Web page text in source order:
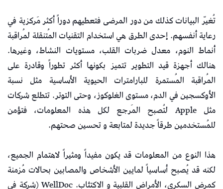
تُغيّر البيانات كذلك من دور المرضى فتعطيهم دوراً أكثر مَركزية في
رعاية أنفسهم. إحدى الطرق هي استخدام التقنيات المُتنقلة لمُراقبة
أنماط النوم، معدل ضربات القلب، مستويات النشاط، وغيرها.
هنالك أجهزة قيد التطوير تتميز بكونها أكثر تطوراً وقادرة على
المُراقبة المُستمرة للبارامترات الحيوية الأساسية مثل نسبة
الأوكسجين في الدم، مستوى الغلوكوز، وحتى التوتر. تتطلع شركات
مثل Apple لتُصبح المَرجع لكل هذه المعلومات، فتؤمن
للمُستخدمين طرقاً جديدة لمتابعة و تحسين صحتهم.
هذا النوع من المعلومات قد يكون مفيداً ومثيراً لاهتمام الجميع،
لكنه قد يُصبح أساسياً لمايين الأشخاص والمصابين بحالات مُزمنة
كمرض السكري، الأمراض القلبية و الاكتئاب. WellDoc (شركة في